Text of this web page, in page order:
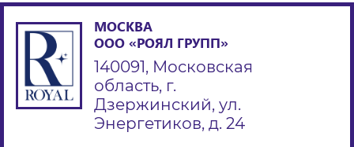
МОСКВА
ООО «РОЯЛ ГРУПП»
140091, Московская
область, г.
Дзержинский, ул.
Энергетиков, д. 24